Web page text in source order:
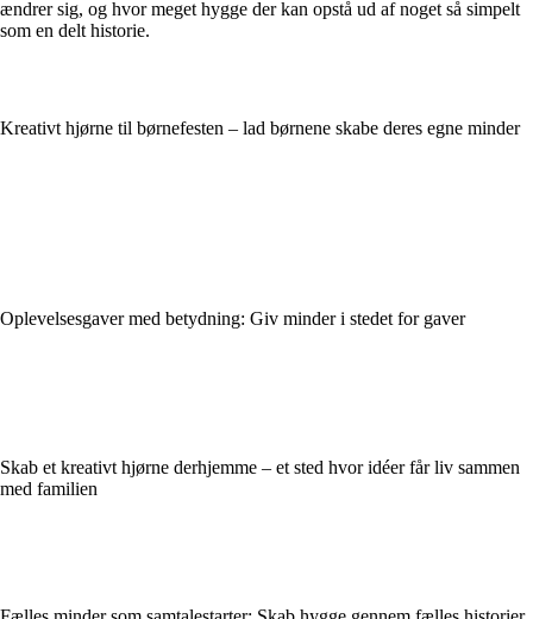
ændrer sig, og hvor meget hygge der kan opstå ud af noget så simpelt
som en delt historie.
Kreativt hjørne til børnefesten – lad børnene skabe deres egne minder
Oplevelsesgaver med betydning: Giv minder i stedet for gaver
Skab et kreativt hjørne derhjemme – et sted hvor idéer får liv sammen
med familien